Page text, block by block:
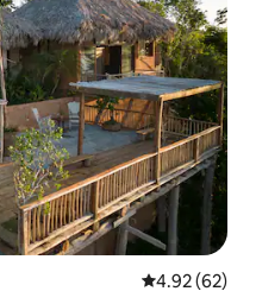
レビュー62
4.92 (62)